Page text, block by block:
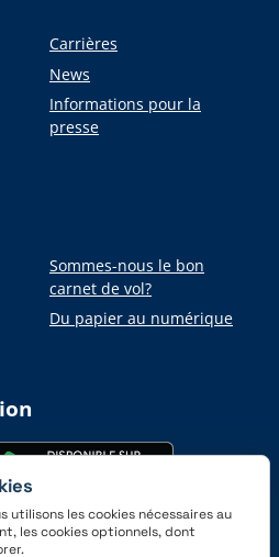
Carrières
News
Informations pour la
presse
Sommes-nous le bon
carnet de vol?
Du papier au numérique
utilisons les cookies nécessaires au
les cookies optionnels, dont